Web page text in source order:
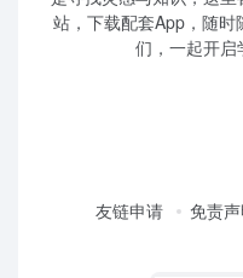
站，下载配套App，随
们，一起开启
友链申请 免责